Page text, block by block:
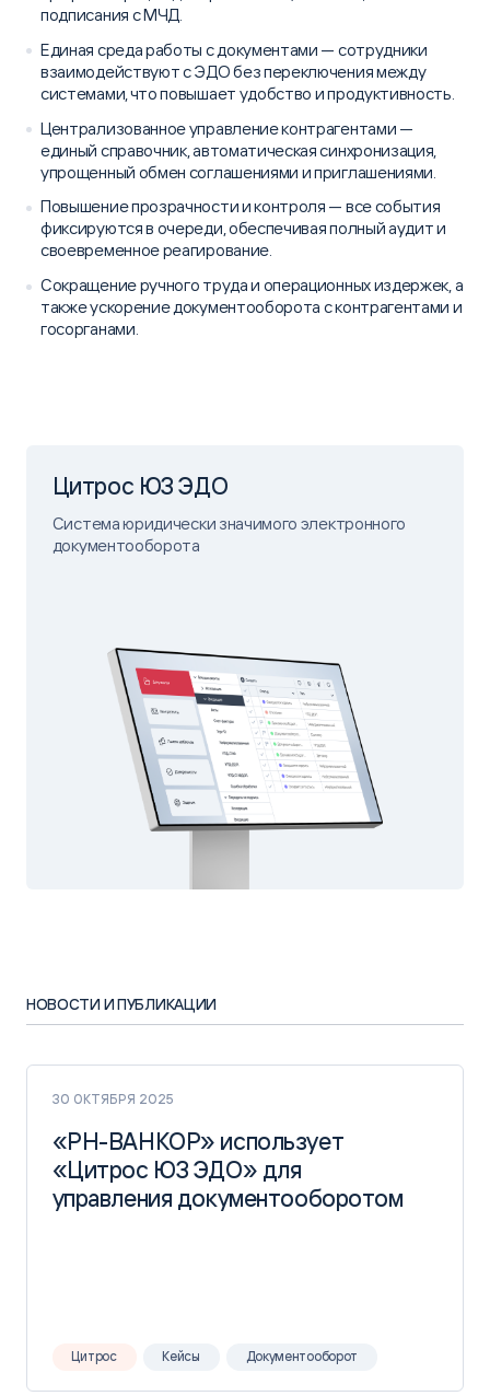
подписания с МЧД.
Единая среда работы с документами — сотрудники
взаимодействуют с ЭДО без переключения между
системами, что повышает удобство и продуктивность.
Централизованное управление контрагентами —
единый справочник, автоматическая синхронизация,
упрощенный обмен соглашениями и приглашениями.
Повышение прозрачности и контроля — все события
фиксируются в очереди, обеспечивая полный аудит и
своевременное реагирование.
Сокращение ручного труда и операционных издержек, а
также ускорение документооборота с контрагентами и
госорганами.
Цитрос ЮЗ ЭДО
Система юридически значимого электронного
документооборота
НОВОСТИ И ПУБЛИКАЦИИ
30 ОКТЯБРЯ 2025
«РН-ВАНКОР» использует
«Цитрос ЮЗ ЭДО» для
управления документооборотом
«РН-ВАНКОР» использует
«Цитрос ЮЗ ЭДО» для
управления документооборотом
Цитрос Кейсы Документооборот